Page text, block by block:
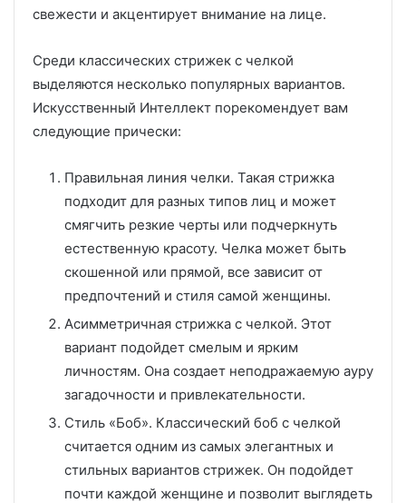
свежести и акцентирует внимание на лице.
Среди классических стрижек с челкой
выделяются несколько популярных вариантов.
Искусственный Интеллект порекомендует вам
следующие прически:
Правильная линия челки. Такая стрижка
подходит для разных типов лиц и может
смягчить резкие черты или подчеркнуть
естественную красоту. Челка может быть
скошенной или прямой, все зависит от
предпочтений и стиля самой женщины.
Асимметричная стрижка с челкой. Этот
вариант подойдет смелым и ярким
личностям. Она создает неподражаемую ауру
загадочности и привлекательности.
Стиль «Боб». Классический боб с челкой
считается одним из самых элегантных и
стильных вариантов стрижек. Он подойдет
почти каждой женщине и позволит выглядеть